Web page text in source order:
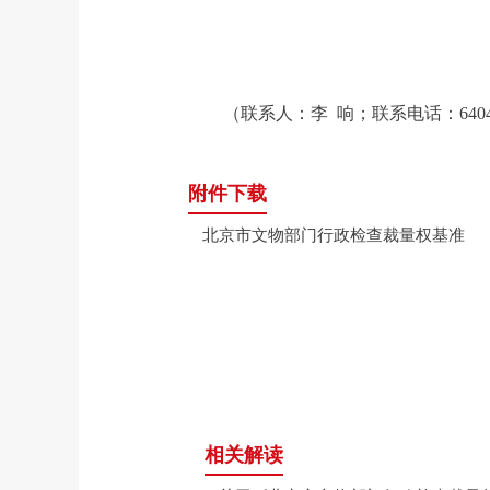
（联系人：李 响；联系电话：
附件下载
北京市文物部门行政检查裁量权基准
相关解读